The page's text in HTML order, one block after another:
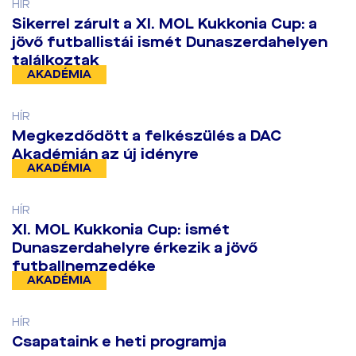
HÍR
​Sikerrel zárult a XI. MOL Kukkonia Cup: a
jövő futballistái ismét Dunaszerdahelyen
találkoztak
AKADÉMIA
HÍR
Megkezdődött a felkészülés a DAC
Akadémián az új idényre
AKADÉMIA
HÍR
​XI. MOL Kukkonia Cup: ismét
Dunaszerdahelyre érkezik a jövő
futballnemzedéke
AKADÉMIA
HÍR
Csapataink e heti programja